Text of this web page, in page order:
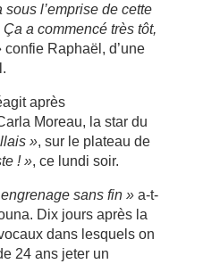
l’emprise de cette
a commencé très tôt,
confie Raphaël, d’une
après
Moreau, la star du
», sur le plateau de
! », ce lundi soir.
sans fin »a-t-
Dix jours après la
dans lesquels on
24 ans jeter un